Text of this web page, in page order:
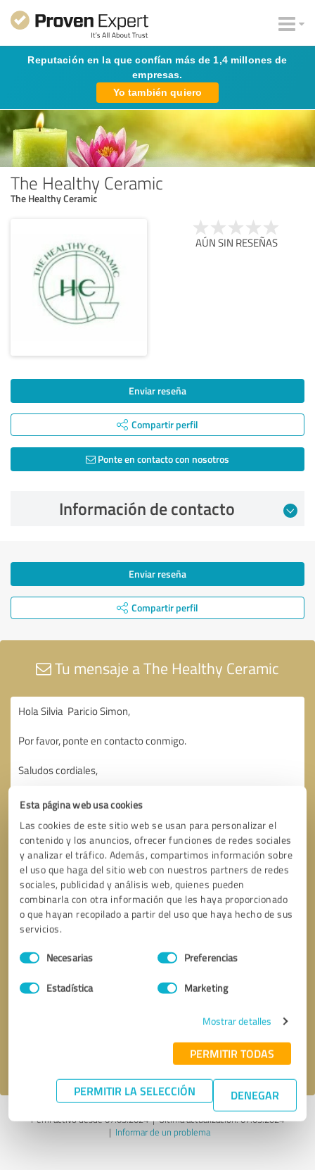
Esta página web usa cookies
Las cookies de este sitio web se usan para personalizar el
contenido y los anuncios, ofrecer funciones de redes sociales
y analizar el tráfico. Además, compartimos información sobre
el uso que haga del sitio web con nuestros partners de redes
sociales, publicidad y análisis web, quienes pueden
combinarla con otra información que les haya proporcionado
o que hayan recopilado a partir del uso que haya hecho de sus
servicios.
Selección
de
Necesarias Preferencias
Estadística Marketing
Mostrar detalles
PERMITIR TODAS
PERMITIR LA SELECCIÓN DENEGAR
Reputación en la que confían más de 1,4 millones de
empresas.
Yo también quiero
The Healthy Ceramic
The Healthy Ceramic
AÚN SIN RESEÑAS
Enviar reseña
Compartir perfil
Ponte en contacto con nosotros
Información de contacto
Enviar reseña
Compartir perfil
Tu mensaje a The Healthy Ceramic
Solicitar una llamada * campos obligatorios
Perfil activo desde 07.03.2024 |Última actualización: 07.03.2024
| Informar de un problema